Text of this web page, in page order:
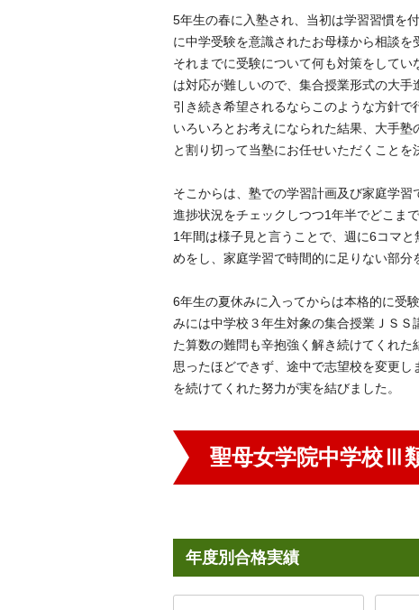
5年生の春に入塾され、当初は学習習慣を
に中学受験を意識されたお母様から相談を
それまでに受験について何も対策をして
は対応が難しいので、集合授業形式の大
引き続き希望されるならこのような方針で
いろいろとお考えになられた結果、大手
と割り切って当塾にお任せいただくことを
そこからは、塾での学習計画及び家庭学
進捗状況をチェックしつつ1年半でどこま
1年間は様子見と言うことで、週に6コマ
めをし、家庭学習で時間的に足りない部分
6年生の夏休みに入ってからは本格的に受
みには中学校３年生対象の集合授業ＪＳ
た算数の難問も辛抱強く解き続けてくれ
思ったほどできず、途中で志望校を変更
を続けてくれた努力が実を結びました。
聖母女学院中学校Ⅲ
年度別合格実績